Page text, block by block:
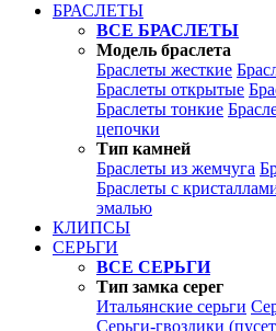
БРАСЛЕТЫ
ВСЕ БРАСЛЕТЫ
Модель браслета
Браслеты жесткие
Браслеты открытые
Браслеты тонкие
цепочки
Тип камней
Браслеты из жемчуга
Браслеты с
эмалью
КЛИПСЫ
СЕРЬГИ
ВСЕ СЕРЬГИ
Тип замка серег
Итальянские серьги
Серьги-гвоздики